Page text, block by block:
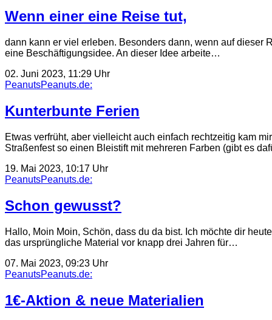
Wenn einer eine Reise tut,
dann kann er viel erleben. Besonders dann, wenn auf
eine Beschäftigungsidee. An dieser Idee arbeite…
02. Juni 2023, 11:29 Uhr
PeanutsPeanuts.de:
Kunterbunte Ferien
Etwas verfrüht, aber vielleicht auch einfach rechtzeitig kam
Straßenfest so einen Bleistift mit mehreren Farben (gibt es
19. Mai 2023, 10:17 Uhr
PeanutsPeanuts.de:
Schon gewusst?
Hallo, Moin Moin, Schön, dass du da bist. Ich möchte dir
das ursprüngliche Material vor knapp drei Jahren für…
07. Mai 2023, 09:23 Uhr
PeanutsPeanuts.de:
1€-Aktion & neue Materialien